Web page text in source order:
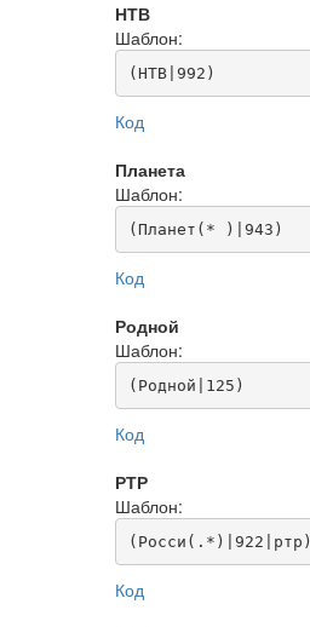
НТВ
Шаблон:
(НТВ|992)
Код
Планета
Шаблон:
(Планет(* )|943)
Код
Родной
Шаблон:
(Родной|125)
Код
РТР
Шаблон:
(Росси(.*)|922|ртр)
Код